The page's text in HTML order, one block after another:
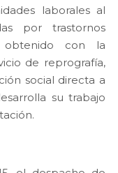
laborales al
por trastornos
obtenido con la
de reprografía,
social directa a
su trabajo